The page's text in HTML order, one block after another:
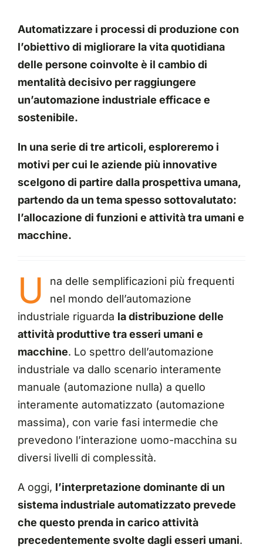
Automatizzare i processi di produzione con
l’obiettivo di migliorare la vita quotidiana
delle persone coinvolte è il cambio di
mentalità decisivo per raggiungere
un’automazione industriale efficace e
sostenibile.
In una serie di tre articoli, esploreremo i
motivi per cui le aziende più innovative
scelgono di partire dalla prospettiva umana,
partendo da un tema spesso sottovalutato:
l’allocazione di funzioni e attività tra umani e
macchine.
U
na delle semplificazioni più frequenti
nel mondo dell’automazione
industriale riguarda la distribuzione delle
attività produttive tra esseri umani e
macchine. Lo spettro dell’automazione
industriale va dallo scenario interamente
manuale (automazione nulla) a quello
interamente automatizzato (automazione
massima), con varie fasi intermedie che
prevedono l’interazione uomo-macchina su
diversi livelli di complessità.
A oggi, l’interpretazione dominante di un
sistema industriale automatizzato prevede
che questo prenda in carico attività
precedentemente svolte dagli esseri umani.